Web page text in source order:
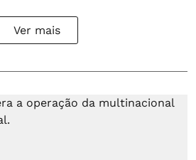
Ver mais